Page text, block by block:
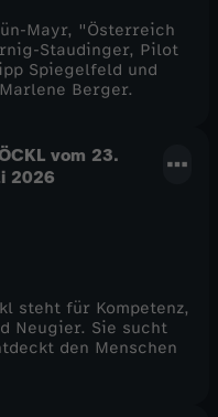
Mayr, "Österreich
Staudinger, Pilot
Spiegelfeld und
Berger.
vom 23.
2026
steht für Kompetenz,
Neugier. Sie sucht
den Menschen